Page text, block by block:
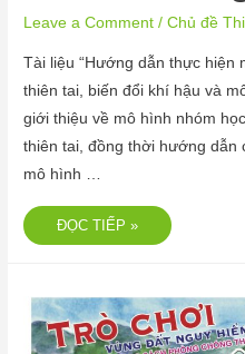
Leave a Comment /Chủ đề
Tài liệu “Hướng dẫn thực hiện
thiên tai, biến đổi khí hậu và
giới thiệu về mô hình nhóm
thiên tai, đồng thời hướng dẫn
mô hình …
ĐỌC TIẾP »